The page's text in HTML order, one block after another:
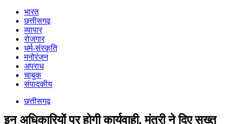
भारत
छत्तीसगढ़
व्यापार
रोजगार
धर्म-संस्कृति
मनोरंजन
अपराध
चाबुक
संपादकीय
छत्तीसगढ़
इन अधिकारियों पर होगी कार्यवाही, मंत्री ने दिए सख्त